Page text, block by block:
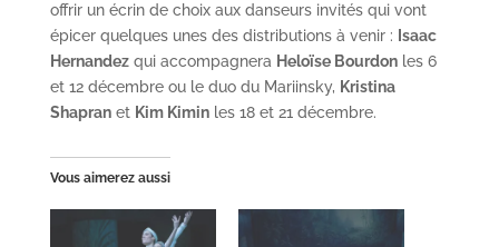
offrir un écrin de choix aux danseurs invités qui vont
épicer quelques unes des distributions à venir : Isaac
Hernandezqui accompagnera Heloïse Bourdonles 6
et 12 décembre ou le duo du Mariinsky, Kristina
Shapranet Kim Kiminles 18 et 21 décembre.
Vous aimerez aussi